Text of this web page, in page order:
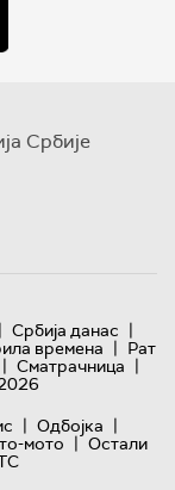
Србије
| Србија данас |
времена | Рат
| Сматрачница |
| Одбојка |
мото | Остали